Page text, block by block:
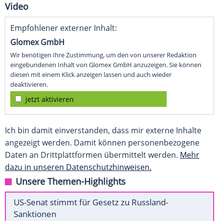
Video
Empfohlener externer Inhalt:
Glomex GmbH
Wir benötigen Ihre Zustimmung, um den von unserer Redaktion
eingebundenen Inhalt von Glomex GmbH anzuzeigen. Sie können
diesen mit einem Klick anzeigen lassen und auch wieder
deaktivieren.
jetzt aktivieren
Ich bin damit einverstanden, dass mir externe Inhalte
angezeigt werden. Damit können personenbezogene
Daten an Drittplattformen übermittelt werden. Mehr
dazu in unseren Datenschutzhinweisen.
Unsere Themen-Highlights
US-Senat stimmt für Gesetz zu Russland-
Sanktionen